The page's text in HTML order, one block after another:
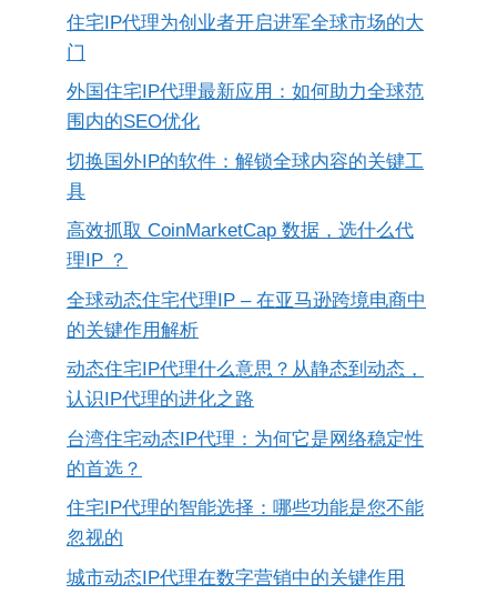
住宅IP代理为创业者开启进军全球市场的大
门
外国住宅IP代理最新应用：如何助力全球范
围内的SEO优化
切换国外IP的软件：解锁全球内容的关键工
具
高效抓取 CoinMarketCap 数据，选什么代
理IP ？
全球动态住宅代理IP – 在亚马逊跨境电商中
的关键作用解析
动态住宅IP代理什么意思？从静态到动态，
认识IP代理的进化之路
台湾住宅动态IP代理：为何它是网络稳定性
的首选？
住宅IP代理的智能选择：哪些功能是您不能
忽视的
城市动态IP代理在数字营销中的关键作用